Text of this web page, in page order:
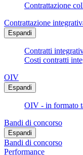
Contrattazione
Contrattazione
Espandi
Contratti
Costi contratti
OIV
Espandi
OIV - in formato
Bandi di concorso
Espandi
Bandi di concorso
Performance